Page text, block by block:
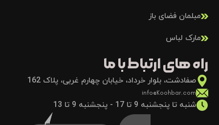
مبلمان فضای باز
مارک لباس
راه های ارتباط با ما
صفادشت، بلوار خرداد، خیابان چهارم غربی، پلاک 162
info@Koohbar.com
شنبه تا پنجشنبه 9 تا 17 - پنجشنبه 9 تا 13